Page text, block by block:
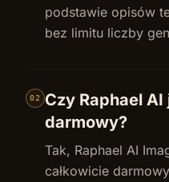
podstawie opisów
bez limitu liczby
02
Czy Raphael
darmowy?
Tak, Raphael AI
całkowicie